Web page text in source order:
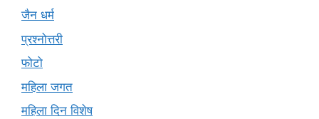
जैन धर्म
प्रश्नोत्तरी
फोटो
महिला जगत
महिला दिन विशेष